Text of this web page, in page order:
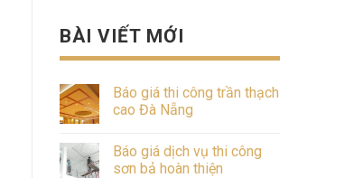
BÀI VIẾT MỚI
Báo giá thi công trần thạch
cao Đà Nẵng
Báo giá dịch vụ thi công
sơn bả hoàn thiện